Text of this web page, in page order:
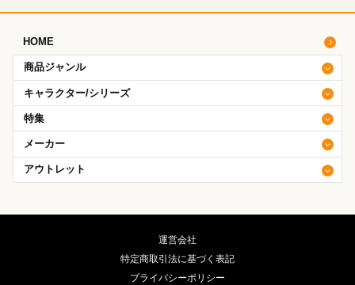
HOME
商品ジャンル
キャラクター/シリーズ
特集
メーカー
アウトレット
運営会社
特定商取引法に基づく表記
プライバシーポリシー